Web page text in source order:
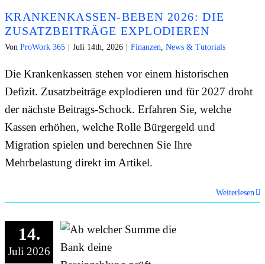
KRANKENKASSEN-BEBEN 2026: DIE
ZUSATZBEITRÄGE EXPLODIEREN
Von ProWork 365 Juli 14th, 2026 Finanzen News & Tutorials
Die Krankenkassen stehen vor einem historischen
Defizit. Zusatzbeiträge explodieren und für 2027 droht
der nächste Beitrags-Schock. Erfahren Sie, welche
Kassen erhöhen, welche Rolle Bürgergeld und
Migration spielen und berechnen Sie Ihre
Mehrbelastung direkt im Artikel.
Weiterlesen
14.
Juli 2026